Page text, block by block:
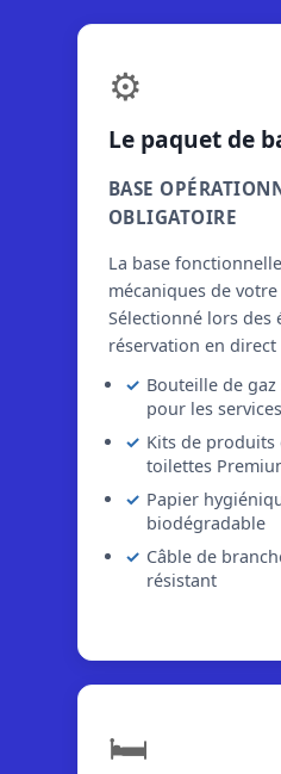
⚙️
Le paquet de
BASE
OBLIGATOIRE
La base
mécaniques de
Sélectionné lors des
réservation en direct
Bouteille de
pour les
Kits de
toilettes
Papier
biodégradable
Câble de
résistant
🛏️